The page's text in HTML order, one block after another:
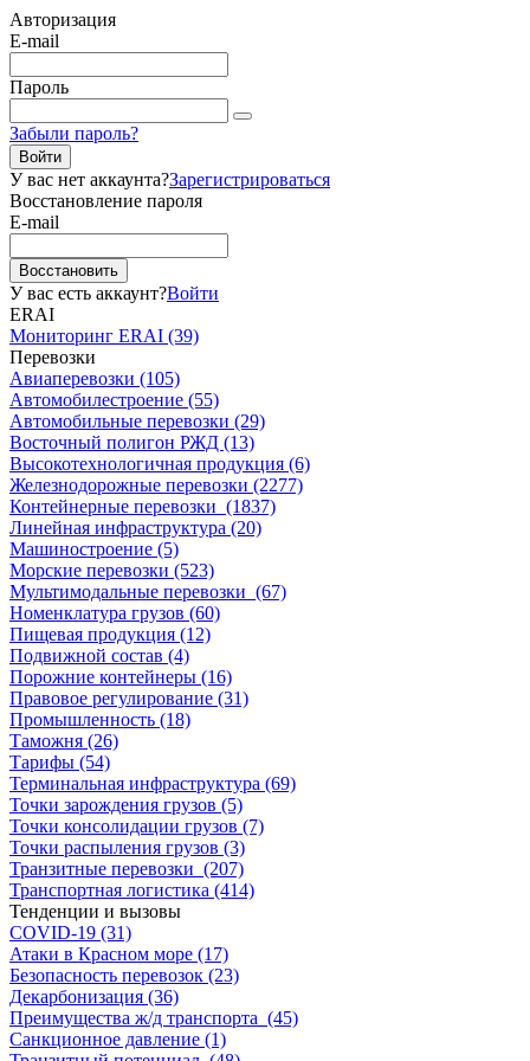
Авторизация
E-mail
Пароль
Забыли пароль?
Войти
У вас нет аккаунта?Зарегистрироваться
Восстановление пароля
E-mail
Восстановить
У вас есть аккаунт?Войти
ERAI
Мониторинг ERAI (39)
Перевозки
Авиаперевозки (105)
Автомобилестроение (55)
Автомобильные перевозки (29)
Восточный полигон РЖД (13)
Высокотехнологичная продукция (6)
Железнодорожные перевозки (2277)
Контейнерные перевозки (1837)
Линейная инфраструктура (20)
Машиностроение (5)
Морские перевозки (523)
Мультимодальные перевозки (67)
Номенклатура грузов (60)
Пищевая продукция (12)
Подвижной состав (4)
Порожние контейнеры (16)
Правовое регулирование (31)
Промышленность (18)
Таможня (26)
Тарифы (54)
Терминальная инфраструктура (69)
Точки зарождения грузов (5)
Точки консолидации грузов (7)
Точки распыления грузов (3)
Транзитные перевозки (207)
Транспортная логистика (414)
Тенденции и вызовы
COVID-19 (31)
Атаки в Красном море (17)
Безопасность перевозок (23)
Декарбонизация (36)
Преимущества ж/д транспорта (45)
Санкционное давление (1)